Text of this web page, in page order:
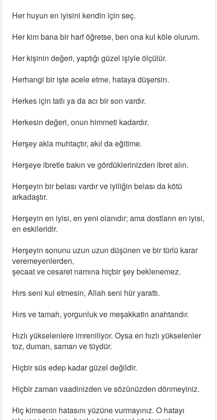
Her huyun en iyisini kendin için seç.
Her kim bana bir harf öğretse, ben ona kul köle olurum.
Her kişinin değeri, yaptığı güzel işiyle ölçülür.
Herhangi bir işte acele etme, hataya düşersin.
Herkes için tatlı ya da acı bir son vardır.
Herkesin değeri, onun himmeti kadardır.
Herşey akla muhtaçtır, akıl da eğitime.
Herşeye ibretle bakın ve gördüklerinizden ibret alın.
Herşeyin bir belası vardır ve iyiliğin belası da kötü
arkadaştır.
Herşeyin en iyisi, en yeni olanıdır; ama dostların en iyisi,
en eskileridir.
Herşeyin sonunu uzun uzun düşünen ve bir türlü karar
veremeyenlerden,
şecaat ve cesaret namına hiçbir şey beklenemez.
Hırs seni kul etmesin, Allah seni hür yarattı.
Hırs ve tamah, yorgunluk ve meşakkatin anahtarıdır.
Hızlı yükselenlere imreniliyor. Oysa en hızlı yükselenler
toz, duman, saman ve tüydür.
Hiçbir süs edep kadar güzel değildir.
Hiçbir zaman vaadinizden ve sözünüzden dönmeyiniz.
Hiç kimsenin hatasını yüzüne vurmayınız. O hatayı